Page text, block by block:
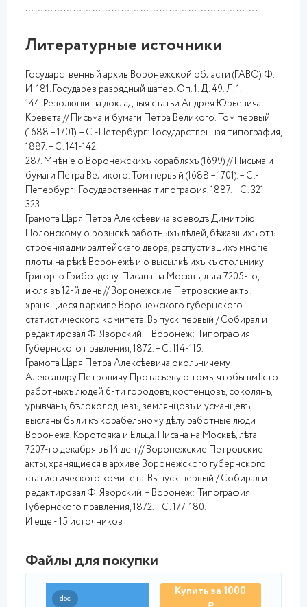
……………………………………………………………….
Литературные источники
Государственный архив Воронежской области (ГАВО). Ф.
И-181. Государев разрядный шатер. Оп. 1. Д. 49. Л. 1.
144. Резолюціи на докладныя статьи Андрея Юрьевича
Кревета // Письма и бумаги Петра Великого. Том первый
(1688 – 1701). – С.-Петербург: Государственная типография,
1887. – С. 141-142.
287. Мнѣніе о Воронежскихъ корабляхъ (1699) // Письма и
бумаги Петра Великого. Том первый (1688 – 1701). – С.-
Петербург: Государственная типография, 1887. – С. 321-
323.
Грамота Царя Петра Алексѣевича воеводѣ Димитрію
Полонскому о розыскѣ работныхъ лѣдей, бѣжавшихъ отъ
строенія адмиралтейскаго двора, распустившихъ многіе
плоты на рѣкѣ Воронежѣ и о высылкѣ ихъ къ стольнику
Григорію Грибоѣдову. Писана на Москвѣ, лѣта 7205-го,
июля въ 12-й день // Воронежские Петровские акты,
хранящиеся в архиве Воронежского губернского
статистического комитета. Выпуск первый / Собирал и
редактировал Ф. Яворский. – Воронеж: Типография
Губернского правления, 1872. – С. 114-115.
Грамота Царя Петра Алексѣевича окольничему
Александру Петровичу Протасьеву о томъ, чтобы вмѣсто
работныхъ людей 6-ти городовъ, костенцовъ, соколянъ,
урывчанъ, бѣлоколодцевъ, землянцовъ и усманцевъ,
высланы были къ корабельному дѣлу работные люди
Воронежа, Коротояка и Ельца. Писана на Москвѣ, лѣта
7207-го декабря въ 14 ден // Воронежские Петровские
акты, хранящиеся в архиве Воронежского губернского
статистического комитета. Выпуск первый / Собирал и
редактировал Ф. Яворский. – Воронеж: Типография
Губернского правления, 1872. – С. 177-180.
И ещё - 15 источников
Файлы для покупки
doc
Купить за 1000